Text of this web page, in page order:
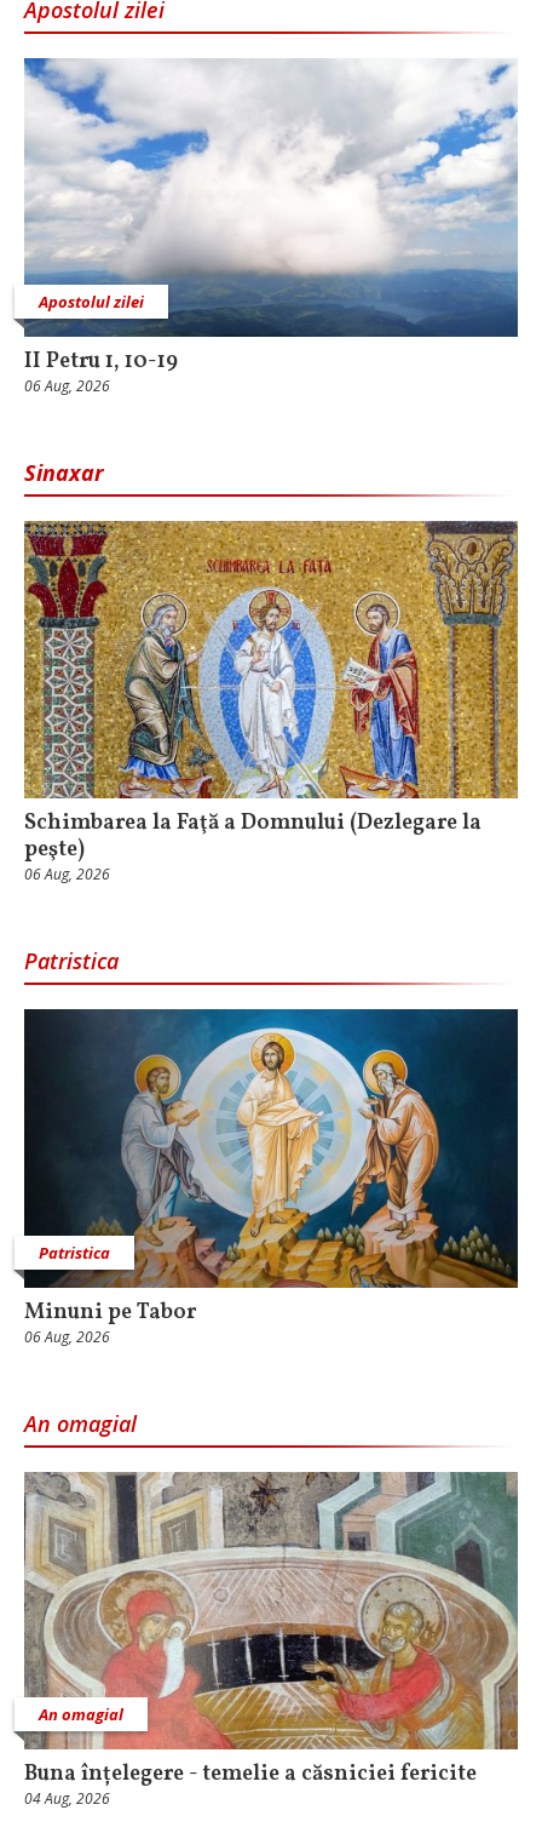
Apostolul zilei
Apostolul zilei
II Petru 1, 10-19
06 Aug, 2026
Sinaxar
Schimbarea la Faţă a Domnului (Dezlegare la
peşte)
06 Aug, 2026
Patristica
Patristica
Minuni pe Tabor
06 Aug, 2026
An omagial
An omagial
Buna înțelegere - temelie a căsniciei fericite
04 Aug, 2026